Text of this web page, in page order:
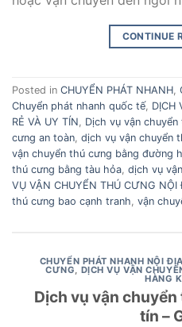
CONTINUE
Posted in CHUYỂN PHÁT NHANH
Chuyển phát nhanh quốc tế DỊCH
RẺ VÀ UY TÍN
Dịch vụ vận chuyển
cưng an toàn dịch vụ vận chuyển
vận chuyển thú cưng bằng đường
thú cưng bằng tàu hỏa dịch vụ
VỤ VẬN CHUYỂN THÚ CƯNG NỘI
thú cưng bao cạnh tranh vận
CHUYỂN PHÁT NHANH NỘI ĐỊA
CƯNG DỊCH VỤ VẬN
HÀNG
Dịch vụ vận
tín –